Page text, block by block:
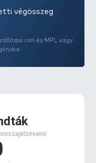
végösszeg
cím és MPL vagy